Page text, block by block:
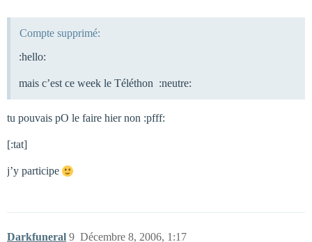
Compte supprimé:
:hello:
mais c’est ce week le Téléthon :neutre:
tu pouvais pO le faire hier non :pfff:
[:tat]
j’y participe
Darkfuneral Décembre 8, 2006, 1:17
9